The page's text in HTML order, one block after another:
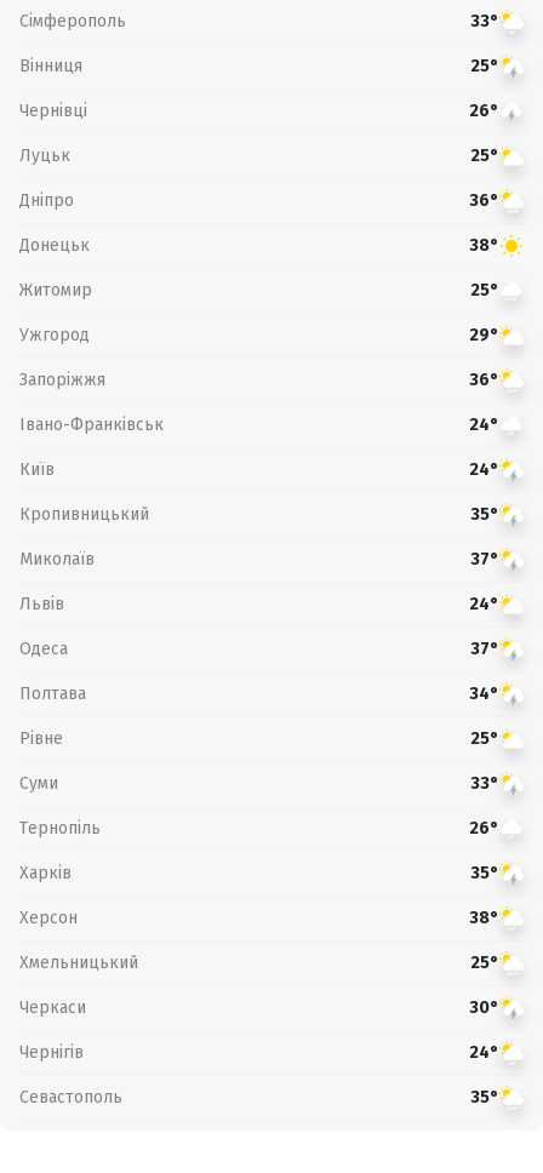
Сімферополь 33°
Вінниця 25°
Чернівці 26°
Луцьк 25°
Дніпро 36°
Донецьк 38°
Житомир 25°
Ужгород 29°
Запоріжжя 36°
Івано-Франківськ 24°
Київ 24°
Кропивницький 35°
Миколаїв 37°
Львів 24°
Одеса 37°
Полтава 34°
Рівне 25°
Суми 33°
Тернопіль 26°
Харків 35°
Херсон 38°
Хмельницький 25°
Черкаси 30°
Чернігів 24°
Севастополь 35°